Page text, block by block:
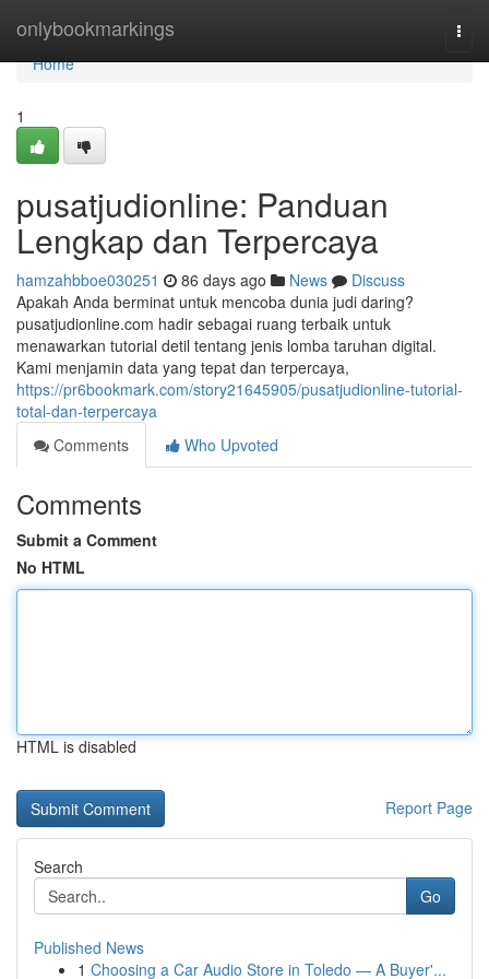
onlybookmarkings
Home
Home
1
pusatjudionline: Panduan
Lengkap dan Terpercaya
hamzahbboe030251 86 days ago News
Discuss
Apakah Anda berminat untuk mencoba dunia judi daring?
pusatjudionline.com hadir sebagai ruang terbaik untuk
menawarkan tutorial detil tentang jenis lomba taruhan digital.
Kami menjamin data yang tepat dan terpercaya,
https://pr6bookmark.com/story21645905/pusatjudionline-tutorial-
total-dan-terpercaya
Comments
Who Upvoted
Comments
Submit a Comment
No HTML
HTML is disabled
Report Page
Search
Go
Published News
1 Choosing a Car Audio Store in Toledo — A Buyer'...